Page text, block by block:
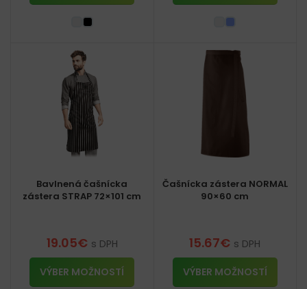
Bavlnená čašnícka
zástera STRAP 72×101 cm
19.05€ s DPH
VÝBER MOŽNOSTÍ
Čašnícka zástera NORMAL
90×60 cm
15.67€ s DPH
VÝBER MOŽNOSTÍ